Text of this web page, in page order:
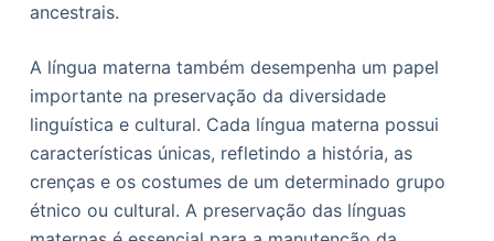
ancestrais.
A língua materna também desempenha um papel
importante na preservação da diversidade
linguística e cultural. Cada língua materna possui
características únicas, refletindo a história, as
crenças e os costumes de um determinado grupo
étnico ou cultural. A preservação das línguas